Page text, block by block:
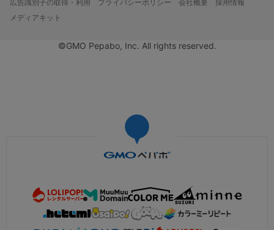
広告識別子の取得・利用
プライバシーポリシー 会社概要
採用情報
メディアキット
©GMO Pepabo, Inc. All rights reserved.